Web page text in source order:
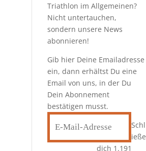
Triathlon im Allgemeinen?
Nicht untertauchen,
sondern unsere News
abonnieren!
Gib hier Deine Emailadresse
ein, dann erhältst Du eine
Email von uns, in der Du
Dein Abonnement
bestätigen musst.
E-
Mail-
Adresse
Schl
ieße
dich 1.191